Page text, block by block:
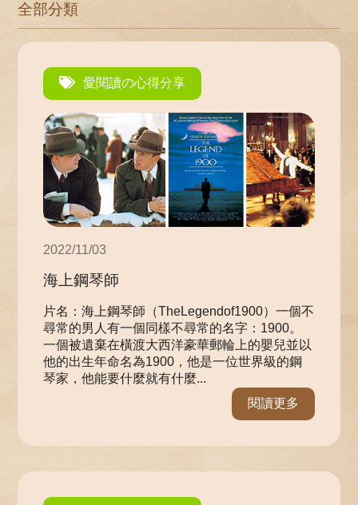
全部分類
愛閱讀の心得分享
2022/11/03
海上鋼琴師
片名：海上鋼琴師（TheLegendof1900）一個不
尋常的男人有一個同樣不尋常的名字：1900。
一個被遺棄在橫渡大西洋豪華郵輪上的嬰兒並以
他的出生年命名為1900，他是一位世界級的鋼
琴家，他能要什麼就有什麼...
閱讀更多